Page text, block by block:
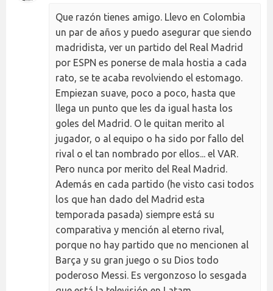
Que razón tienes amigo. Llevo en Colombia
un par de años y puedo asegurar que siendo
madridista, ver un partido del Real Madrid
por ESPN es ponerse de mala hostia a cada
rato, se te acaba revolviendo el estomago.
Empiezan suave, poco a poco, hasta que
llega un punto que les da igual hasta los
goles del Madrid. O le quitan merito al
jugador, o al equipo o ha sido por fallo del
rival o el tan nombrado por ellos... el VAR.
Pero nunca por merito del Real Madrid.
Además en cada partido (he visto casi todos
los que han dado del Madrid esta
temporada pasada) siempre está su
comparativa y mención al eterno rival,
porque no hay partido que no mencionen al
Barça y su gran juego o su Dios todo
poderoso Messi. Es vergonzoso lo sesgada